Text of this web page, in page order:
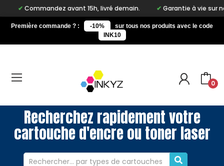
avant 15h, livré demain. Garantie à vie sur notre
Première commande ? : -10%
sur tous nos produits avec le code
INK10
0
Recherchez rapidement votre
cartouche d'encre ou toner laser